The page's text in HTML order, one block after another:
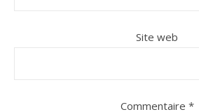
Site web
Commentaire *